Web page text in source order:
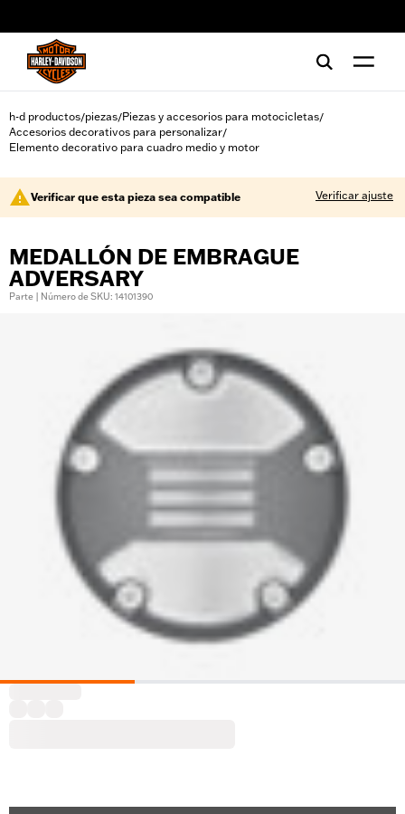
h-d productos/piezas/Piezas y accesorios para motocicletas/
Accesorios decorativos para personalizar/
Elemento decorativo para cuadro medio y motor
Verificar que esta pieza sea compatible Verificar ajuste
MEDALLÓN DE EMBRAGUE
ADVERSARY
Parte | Número de SKU: 14101390